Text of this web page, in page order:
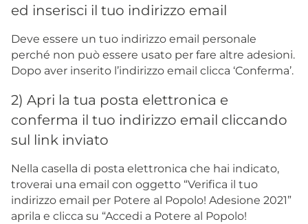
ed inserisci il tuo indirizzo email
Deve essere un tuo indirizzo email personale
perché non può essere usato per fare altre adesioni.
Dopo aver inserito l’indirizzo email clicca ‘Conferma’.
2) Apri la tua posta elettronica e
conferma il tuo indirizzo email cliccando
sul link inviato
Nella casella di posta elettronica che hai indicato,
troverai una email con oggetto “Verifica il tuo
indirizzo email per Potere al Popolo! Adesione 2021”
aprila e clicca su “Accedi a Potere al Popolo!